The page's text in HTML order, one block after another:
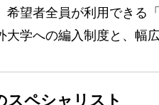
望者全員が利用でき
学への編入制度と、幅
スペシャリスト